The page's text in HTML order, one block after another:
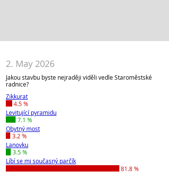
2. May 2026
Jakou stavbu byste nejraději viděli vedle Staroměstské
radnice?
Zikkurat
4.5 %
Levitující pyramidu
7.1 %
Obytný most
3.2 %
Lanovku
3.5 %
Líbí se mi současný parčík
81.8 %